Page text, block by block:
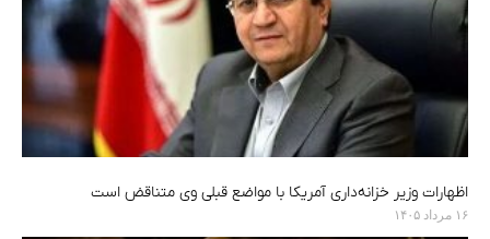
اظهارات وزیر خزانه‌داری آمریکا با مواضع قبلی وی متناقض است
۱۶ مرداد ۱۴۰۵